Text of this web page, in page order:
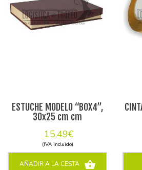
ESTUCHE MODELO “BOX4”,
30x25 cm cm
15,49€
(IVA incluido)
AÑADIR A LA CESTA